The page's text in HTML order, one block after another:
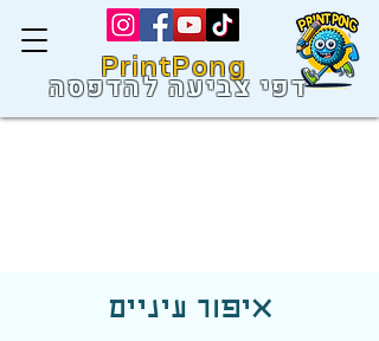
PrintPong
דפי צביעה להדפסה
איפור עיניים